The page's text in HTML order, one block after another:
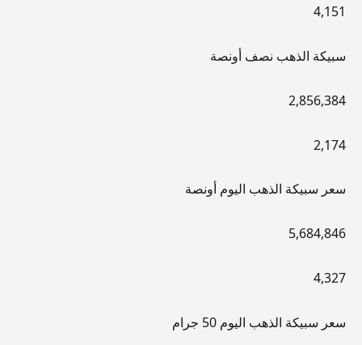
4,151
سبيكة الذهب نصف أونصة
2,856,384
2,174
سعر سبيكة الذهب اليوم أونصة
5,684,846
4,327
سعر سبيكة الذهب اليوم 50 جرام